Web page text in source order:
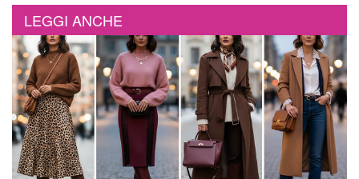
LEGGI ANCHE